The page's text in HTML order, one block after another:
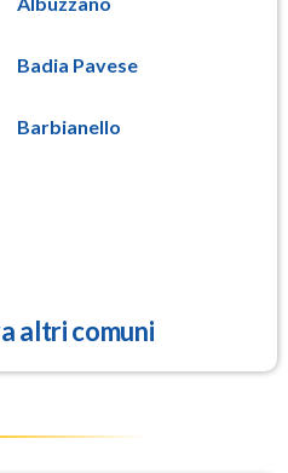
Badia Pavese
Barbianello
altri comuni